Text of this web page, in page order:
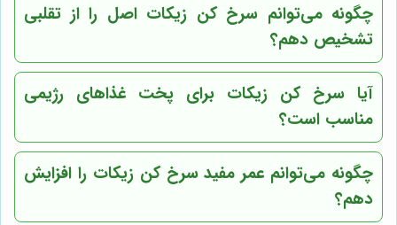
چگونه می‌توانم سرخ کن زیکات اصل را از تقلبی
تشخیص دهم؟
آیا سرخ کن زیکات برای پخت غذاهای رژیمی
مناسب است؟
چگونه می‌توانم عمر مفید سرخ کن زیکات را افزایش
دهم؟